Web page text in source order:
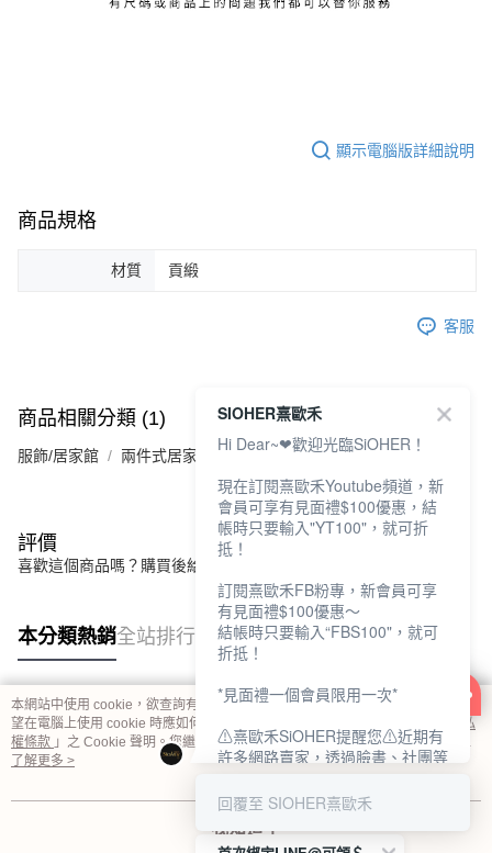
顯示電腦版詳細說明
商品規格
材質 貢緞
客服
商品相關分類 (1)
服飾/居家館 兩件式居家服
評價
喜歡這個商品嗎？購買後給他一個好評吧
本分類熱銷全站排行
熱門標籤
本網站中使用 cookie，欲查詢有關本網站使用 cookie 方式之詳情，及若您不希
望在電腦上使用 cookie 時應如何變更電腦的 cookie 設定，請參閱本網站「
隱私
權條款 」之 Cookie 聲明。您繼續使用本網站即表示您同意本公司得按本網站使
用條款之 Cookie 聲明使用 cookie。
了解更多 >
我知道了
SIOHER熹歐禾
Hi Dear~❤歡迎光臨SiOHER！
現在訂閱熹歐禾Youtube頻道，新
會員可享有見面禮$100優惠，結
帳時只要輸入"YT100"，就可折
抵！
訂閱熹歐禾FB粉專，新會員可享
有見面禮$100優惠～
結帳時只要輸入“FBS100"，就可
折抵！
*見面禮一個會員限用一次*
⚠熹歐禾SiOHER提醒您⚠近期有
許多網路賣家，透過臉書、社團等
SiOHER』品牌授權、或有內部管
消費者上當及受害。
回覆至 SIOHER熹歐禾